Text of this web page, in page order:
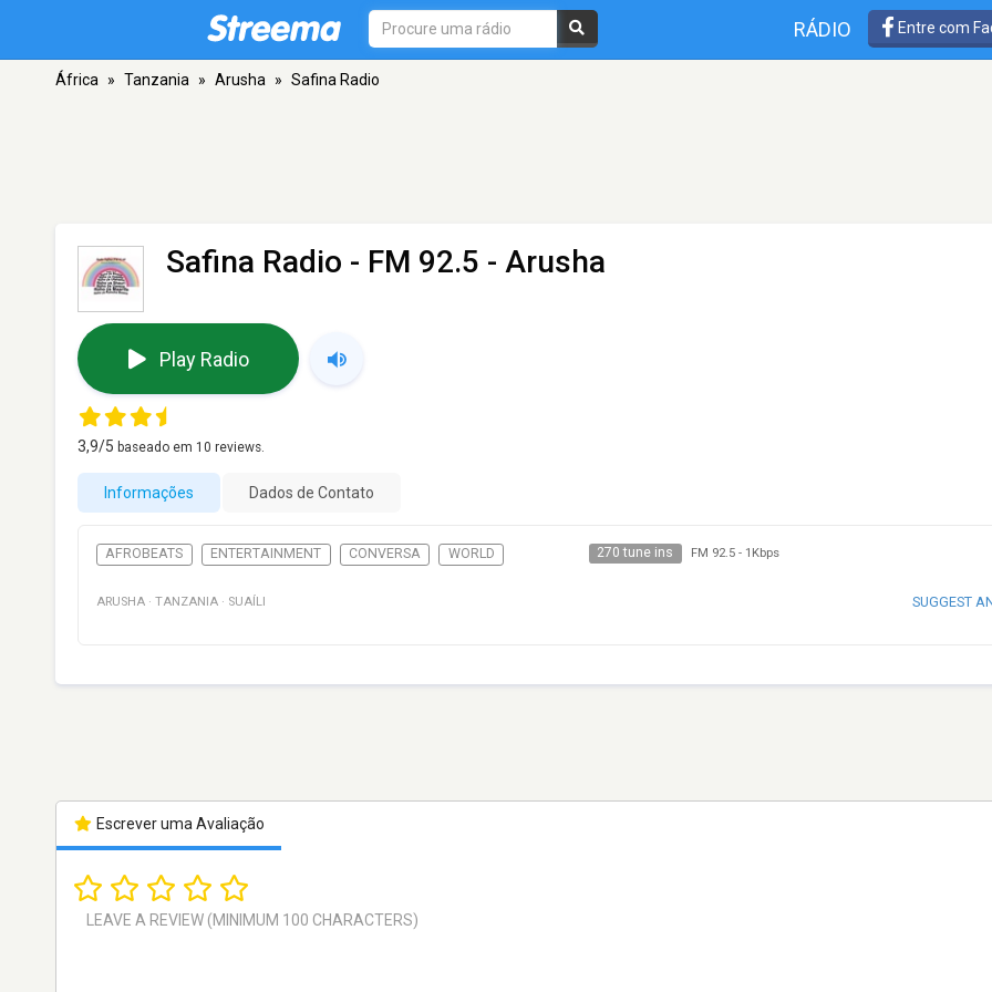
RÁDIO Entre com
África » Tanzania » Arusha » Safina Radio
Safina Radio - FM 92.5 - Arusha
Play Radio
3,9/5 baseado em 10 reviews.
Informações Dados de Contato
AFROBEATS ENTERTAINMENT CONVERSA WORLD 270 tune ins FM 92.5- 1Kbps
ARUSHA · TANZANIA · SUAÍLI SUGGEST
Escrever uma Avaliação